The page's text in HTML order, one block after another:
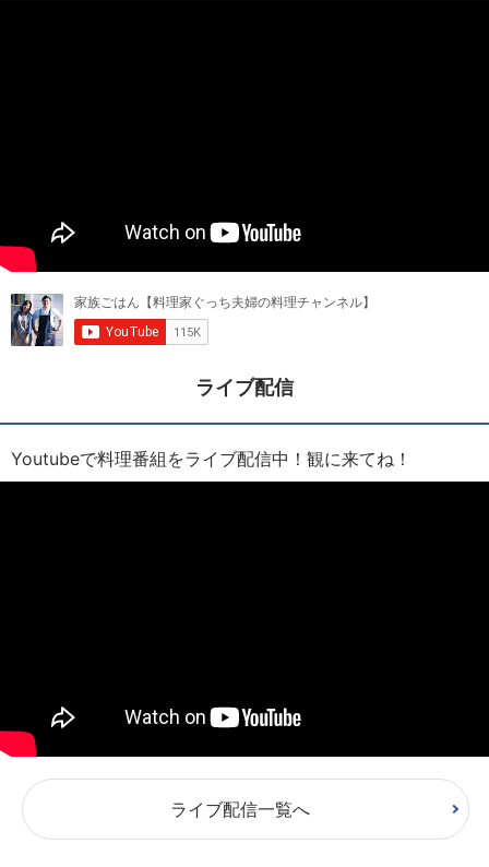
ライブ配信
Youtubeで料理番組をライブ配信中！観に来てね！
ライブ配信一覧へ